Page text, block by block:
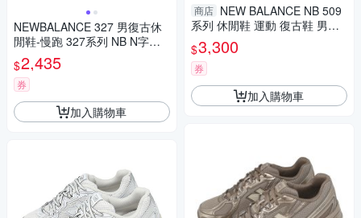
NEWBALANCE 327 男復古休
閒鞋-慢跑 327系列 NB N字鞋
MS327CBW 黑白
$2,435
券
加入購物車
商店 NEW BALANCE NB 509
系列 休閒鞋 運動 復古鞋 男女
鞋 男女款 黑銀色 D楦 U5095A
2
$3,300
券
加入購物車